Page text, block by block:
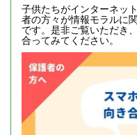
子供たちがインターネッ
者の方々が情報モラルに
です。是非ご覧いただき
合ってみてください。